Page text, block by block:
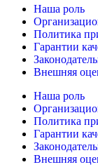
Наша роль
Политика
Гарантии
Внешняя
Наша роль
Политика
Гарантии
Внешняя